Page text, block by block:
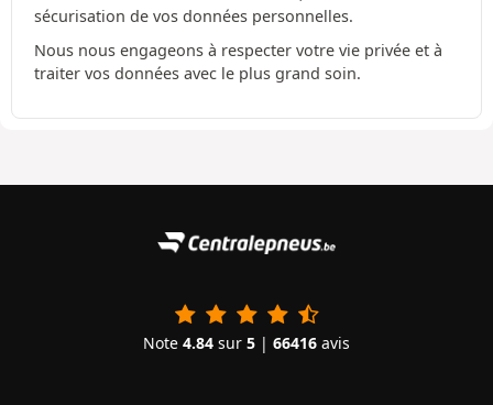
sécurisation de vos données personnelles.
Nous nous engageons à respecter votre vie privée et à
traiter vos données avec le plus grand soin.
Note 4.84 sur 5 | 66416 avis